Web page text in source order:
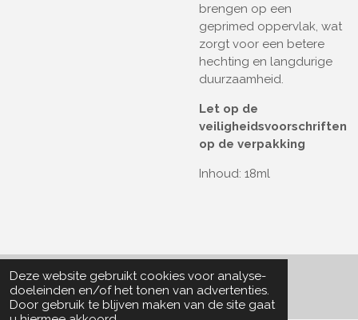
Deze website gebruikt cookies voor analyse-
doeleinden en/of het tonen van advertenties.
Door gebruik te blijven maken van de site gaat
brengen op een
geprimed oppervlak, wat
zorgt voor een betere
hechting en langdurige
duurzaamheid.
Let op de
veiligheidsvoorschriften
op de verpakking
Inhoud: 18ml
© 2022 - 2026 Particle Collector